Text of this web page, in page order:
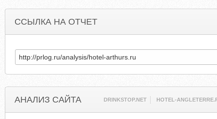
ССЫЛКА НА ОТЧЕТ
АНАЛИЗ САЙТА DRINKSTOP.NET HOTEL-